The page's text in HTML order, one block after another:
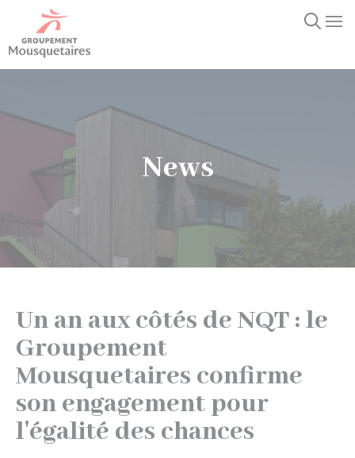
Un
an
côtés
le
Groupement
confirme
son
engagement
pour
l'égalité
News
Un an aux côtés de NQT : le
Groupement
Mousquetaires confirme
son engagement pour
l'égalité des chances